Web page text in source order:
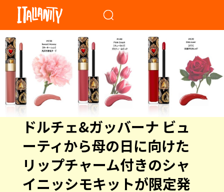
ドルチェ&ガッバーナ ビュ
ーティから母の日に向けた
リップチャーム付きのシャ
イニッシモキットが限定発